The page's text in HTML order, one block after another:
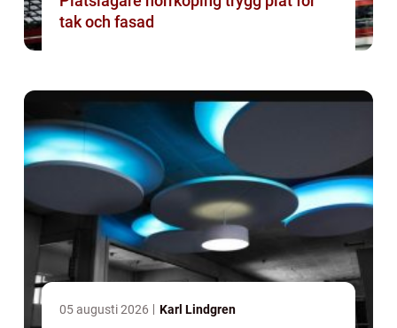
tak och fasad
05 augusti 2026 Karl Lindgren